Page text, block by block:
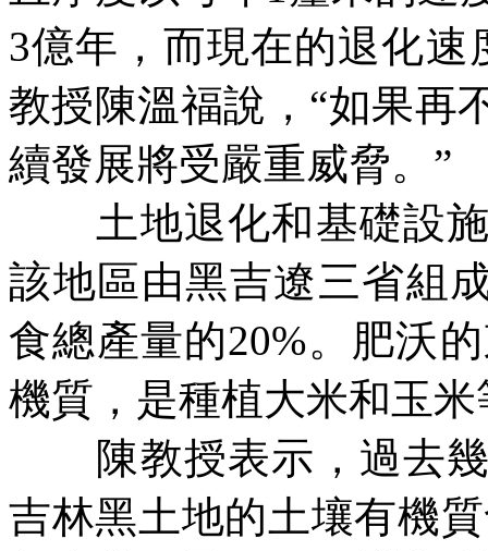
3億年，而現在的退化速
教授陳溫福說，“如果再
續發展將受嚴重威脅。”
土地退化和基礎設施
該地區由黑吉遼三省組
食總產量的20%。肥沃
機質，是種植大米和玉
陳教授表示，過去幾
吉林黑土地的土壤有機